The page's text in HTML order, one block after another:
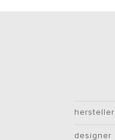
hersteller
designer